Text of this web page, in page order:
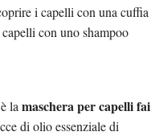
i capelli con una cuffia
con uno shampoo
la maschera per capelli fai
di olio essenziale di